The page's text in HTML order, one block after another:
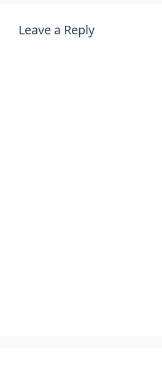
Leave a Reply